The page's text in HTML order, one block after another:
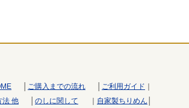
ご購入までの流れ ご利用ガイド ｜
法 他 のしに関して ｜ 自家製ちりめん